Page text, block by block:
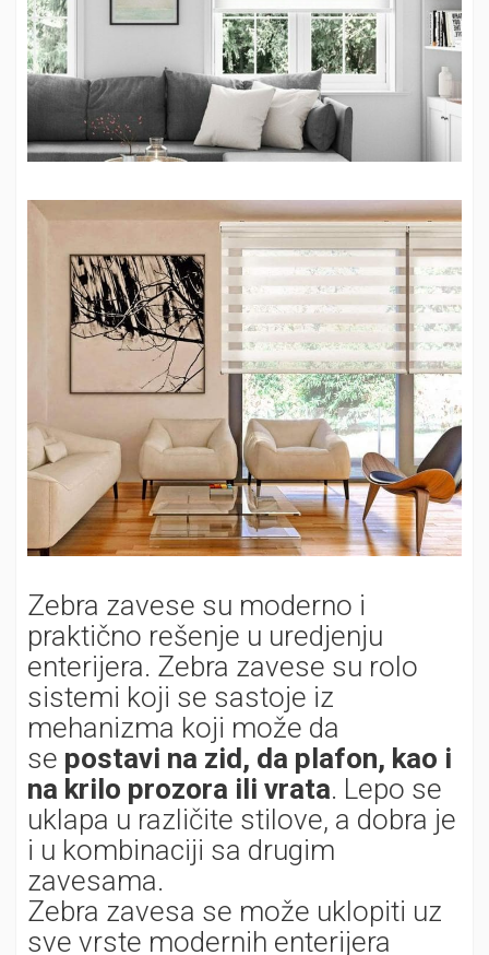
Zebra zavese su moderno i
praktično rešenje u uredjenju
enterijera. Zebra zavese su rolo
sistemi koji se sastoje iz
mehanizma koji može da
se postavi na zid, da plafon, kao i
na krilo prozora ili vrata. Lepo se
uklapa u različite stilove, a dobra je
i u kombinaciji sa drugim
zavesama.
Zebra zavesa se može uklopiti uz
sve vrste modernih enterijera